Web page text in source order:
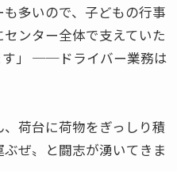
多いので、子どもの行事
ンター全体で支えていた
す」 ──ドライバー業務は
荷台に荷物をぎっしり積
ぜ〟と闘志が湧いてきま